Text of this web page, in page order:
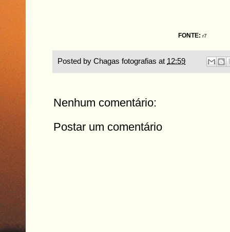
FONTE: r7
Posted by Chagas fotografias at 12:59
Nenhum comentário:
Postar um comentário